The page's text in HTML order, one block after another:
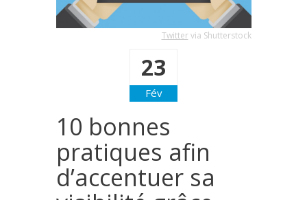
Twittervia Shutterstock
23
Fév
10 bonnes
pratiques afin
d’accentuer sa